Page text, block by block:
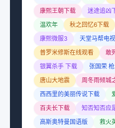
康熙王朝下载
迷途追凶
温欢年
秋之回忆6下载
康熙微服3
天堂马帮电
普罗米修斯在线观看
敢
银翼杀手 下载
张国荣
唐山大地震
周冬雨倾城
西西里的美丽传说下载
百夫长下载
高斯奥特曼国语版
救火